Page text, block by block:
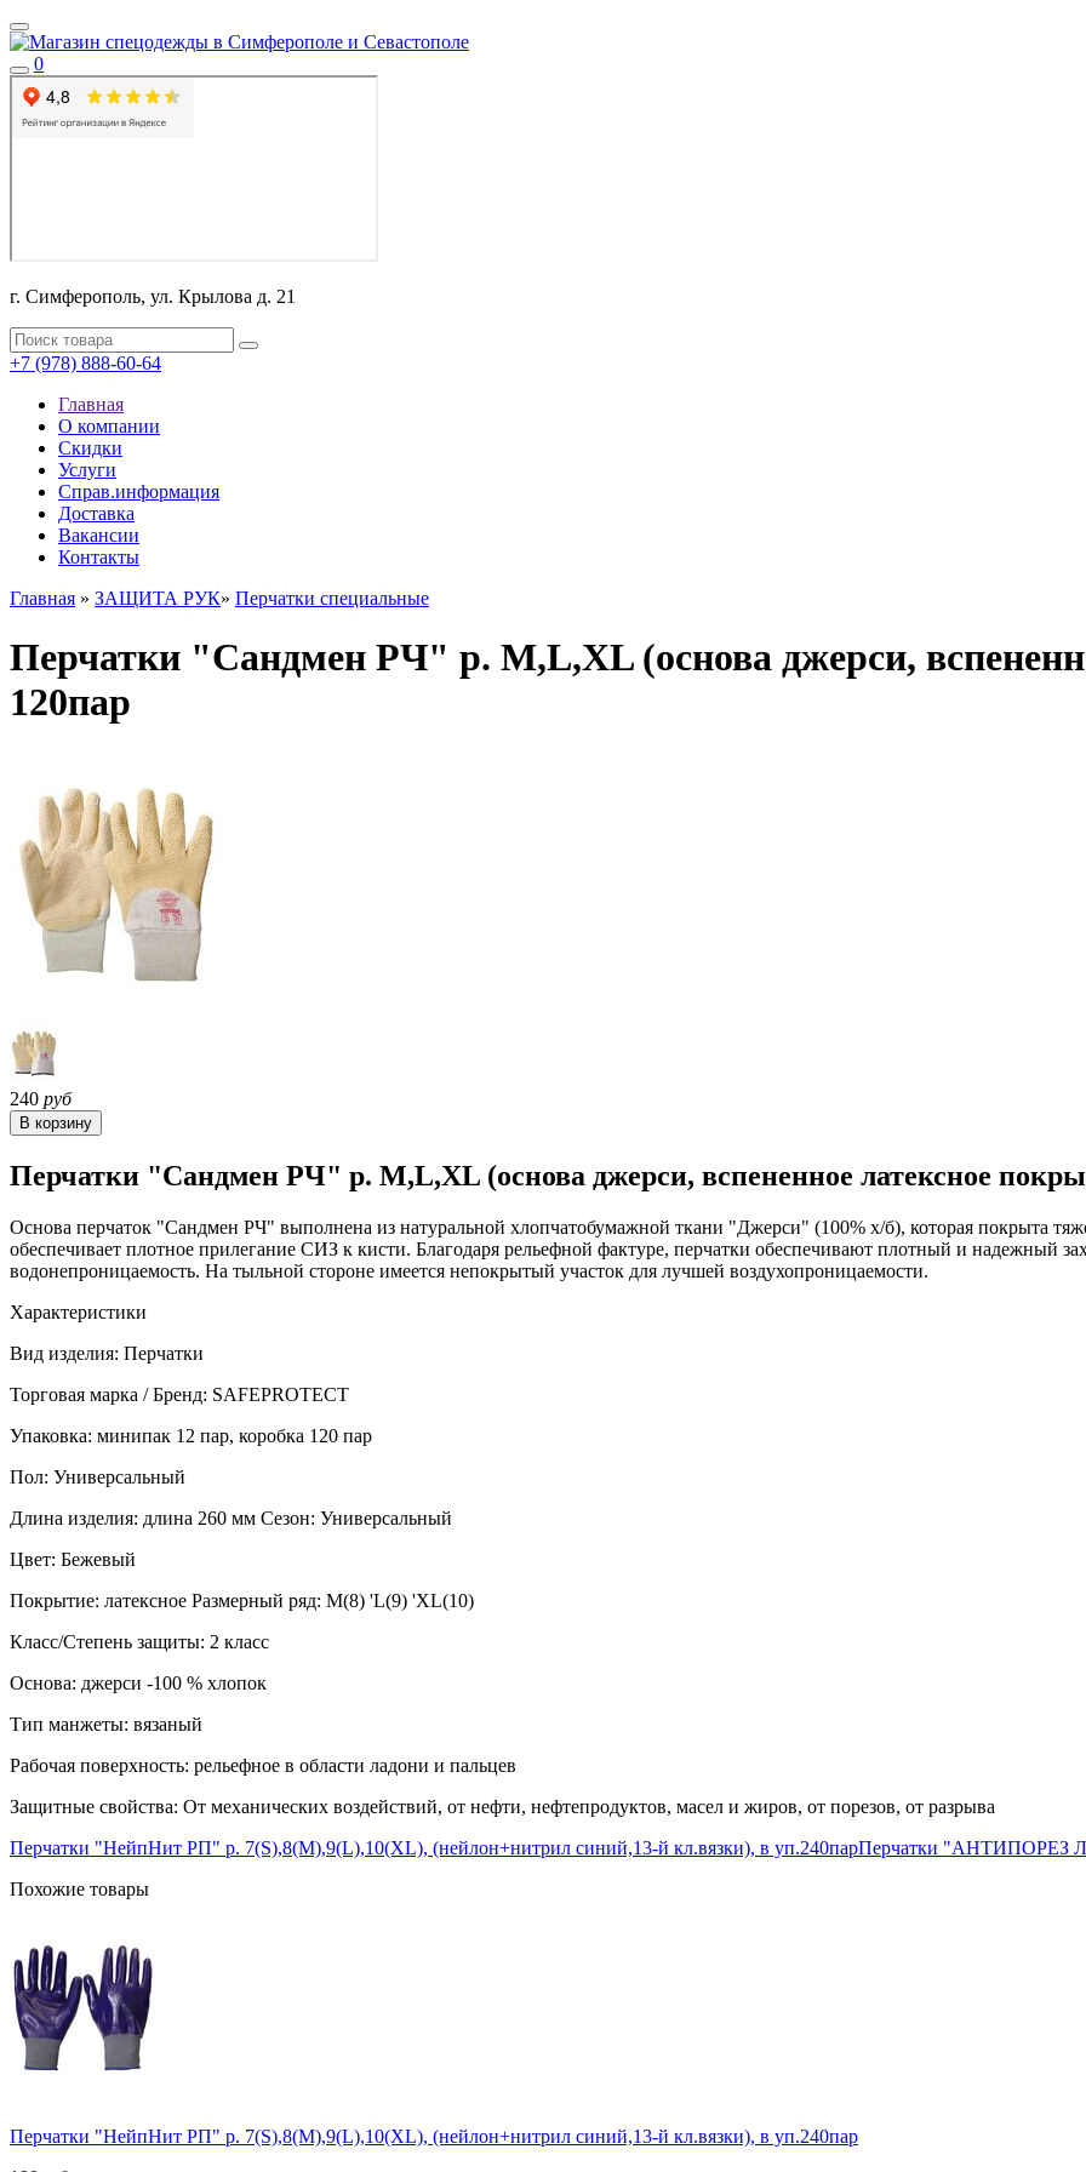
0
г. Симферополь, ул. Крылова д. 21
+7 (978) 888-60-64
Главная
О компании
Скидки
Услуги
Справ.информация
Доставка
Вакансии
Контакты
Главная » ЗАЩИТА РУК» Перчатки специальные
Перчатки "Сандмен РЧ" р. M,L,XL (основа джерси,
120пар
240 руб
Перчатки "Сандмен РЧ" р. M,L,XL (основа джерси, вспененное латексное
Основа перчаток "Сандмен РЧ" выполнена из натуральной хлопчатобумажной ткани "Джерси" (100% х/б), которая покрыта
обеспечивает плотное прилегание СИЗ к кисти. Благодаря рельефной фактуре, перчатки обеспечивают плотный и надежный
водонепроницаемость. На тыльной стороне имеется непокрытый участок для лучшей воздухопроницаемости.
Характеристики
Вид изделия: Перчатки
Торговая марка / Бренд: SAFEPROTECT
Упаковка: минипак 12 пар, коробка 120 пар
Пол: Универсальный
Длина изделия: длина 260 мм Сезон: Универсальный
Цвет: Бежевый
Покрытие: латексное Размерный ряд: M(8) 'L(9) 'XL(10)
Класс/Степень защиты: 2 класс
Основа: джерси -100 % хлопок
Тип манжеты: вязаный
Рабочая поверхность: рельефное в области ладони и пальцев
Защитные свойства: От механических воздействий, от нефти, нефтепродуктов, масел и жиров, от порезов, от разрыва
Перчатки "НейпНит РП" р. 7(S),8(M),9(L),10(XL), (нейлон+нитрил синий,13-й кл.вязки), в уп.240парПерчатки "АНТИПОРЕЗ
Похожие товары
Перчатки "НейпНит РП" р. 7(S),8(M),9(L),10(XL), (нейлон+нитрил синий,13-й кл.вязки), в уп.240пар